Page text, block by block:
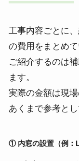
工事内容ごとに
の費用をまとめて
ご紹介するのは
ます。
実際の金額は現
あくまで参考と
① 内窓の設置（例：